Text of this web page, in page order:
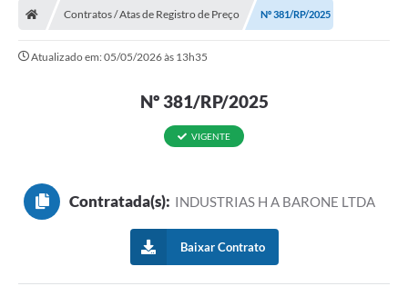
Contratos / Atas de Registro de Preço Nº 381/RP/2025
Atualizado em: 05/05/2026 às 13h35
Nº 381/RP/2025
VIGENTE
Contratada(s): INDUSTRIAS H A BARONE LTDA
Baixar Contrato